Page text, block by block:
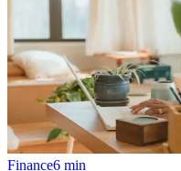
Finance6 min